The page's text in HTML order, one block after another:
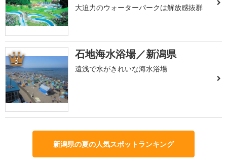
大迫力のウォーターパークは解放感抜群
3 石地海水浴場／新潟県
遠浅で水がきれいな海水浴場
新潟県の夏の人気スポットランキング